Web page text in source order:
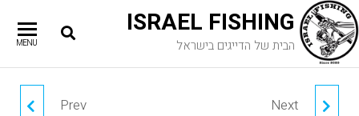
ISRAEL FISHING
הבית של הדייגים בישראל MENU
Prev נברון - IMA NABARONE
Next